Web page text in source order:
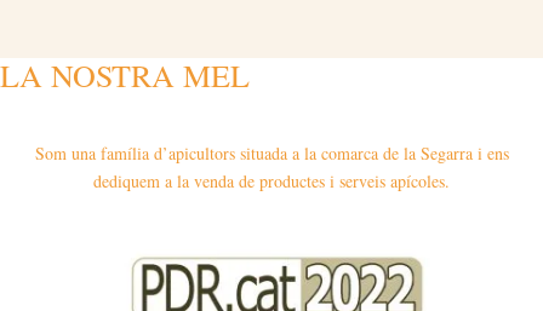
LA NOSTRA MEL
Som una família d’apicultors situada a la comarca de la Segarra i ens
dediquem a la venda de productes i serveis apícoles.